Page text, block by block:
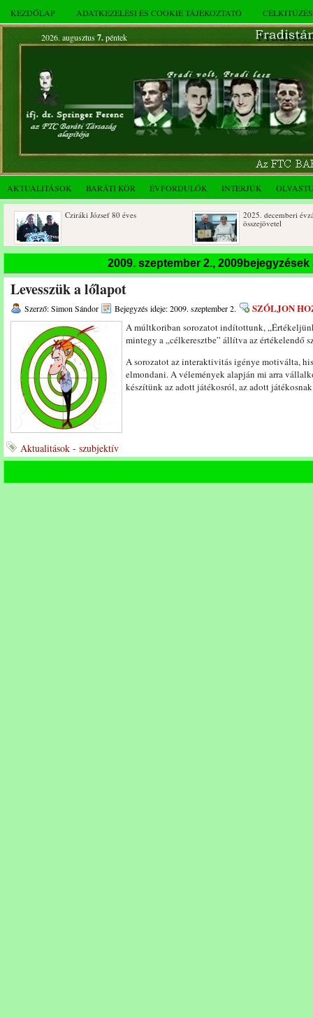
KEZDŐLAP ADATKEZELÉSI ÉS COOKIE TÁJÉKOZTATÓ
2026. augusztus 7.péntek
AKTUALITÁSOK BARÁTI KÖR ÉVFORDULÓK INTERJÚK
Cziráki József 80 éves
2025. decemberi évzáró
összejövetel
2009. szeptember 2.,
Levesszük a lőlapot
Szerző: Simon Sándor Bejegyzés ideje: 2009. szeptember 2. SZÓLJON
A múltkoriban sorozatot indítottunk,
mintegy a „célkeresztbe” állítva az értékelendő
A sorozatot az interaktivitás igénye motiválta,
elmondani. A vélemények alapján mi arra
készítünk az adott játékosról, az adott
Aktualitások - szubjektív